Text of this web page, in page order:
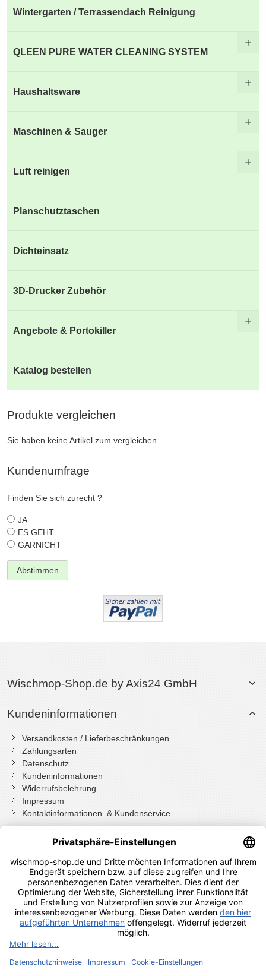
Wintergarten / Terrassendach Reinigung
QLEEN PURE WATER CLEANING SYSTEM
Haushaltsware
Maschinen & Sauger
Luft reinigen
Planschutztaschen
Dichteinsatz
3D-Drucker Zubehör
Angebote & Portokiller
Katalog bestellen
Produkte vergleichen
Sie haben keine Artikel zum vergleichen.
Kundenumfrage
Finden Sie sich zurecht ?
JA
ES GEHT
GARNICHT
Abstimmen
Wischmop-Shop.de by Axis24 GmbH
Kundeninformationen
Versandkosten / Lieferbeschränkungen
Zahlungsarten
Datenschutz
Kundeninformationen
Widerrufsbelehrung
Impressum
Kontaktinformationen & Kundenservice
Wenn Sie mit Kundenkonto bestellt haben, können Sie sich
einloggen
und bei der Bestellung in Ihrem Konto den Widerrufen Button
drücken.
Wenn Sie als Gast bestellt haben klicken Sie auf diesen Button.
Shopauskunft Kundenbewertungen